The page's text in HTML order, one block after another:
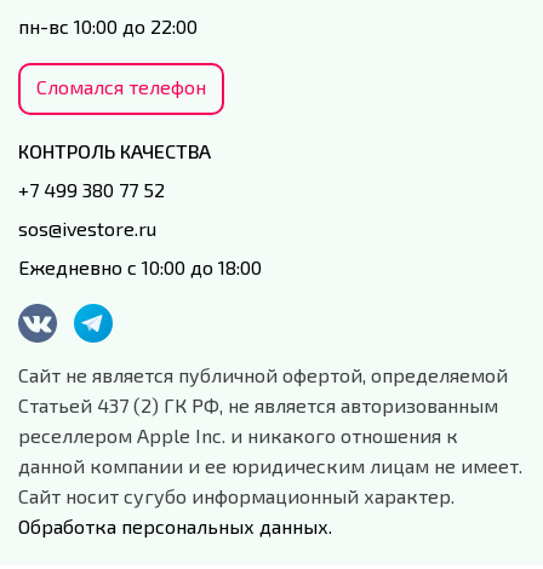
пн-вс 10:00 до 22:00
Сломался телефон
КОНТРОЛЬ КАЧЕСТВА
+7 499 380 77 52
sos@ivestore.ru
Ежедневно с 10:00 до 18:00
Сайт не является публичной офертой, определяемой
Статьей 437 (2) ГК РФ, не является авторизованным
реселлером Apple Inc. и никакого отношения к
данной компании и ее юридическим лицам не имеет.
Сайт носит сугубо информационный характер.
Обработка персональных данных.